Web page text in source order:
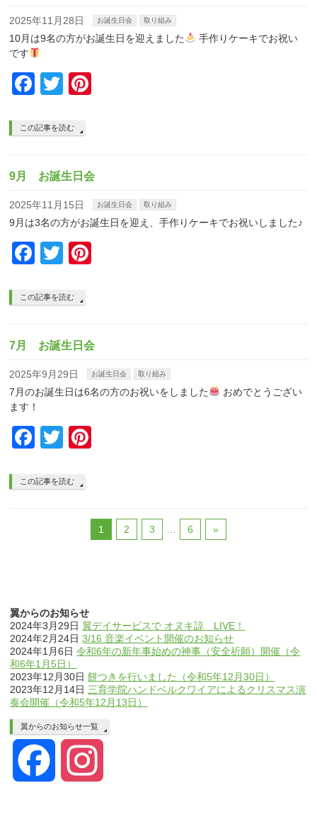
2025年11月28日 お誕生日会 取り組み
10月は9名の方がお誕生日を迎えました
手作りケーキでお祝い
です
Facebook
Twitter
この記事を読む
9月 お誕生日会
2025年11月15日 お誕生日会 取り組み
9月は3名の方がお誕生日を迎え、手作りケーキでお祝いしました♪
Facebook
Twitter
この記事を読む
7月 お誕生日会
2025年9月29日 お誕生日会 取り組み
7月のお誕生日は6名の方のお祝いをしました
おめでとうござい
ます！
Facebook
Twitter
この記事を読む
1 2 3 6 »
翼からのお知らせ
2024年3月29日 翼デイサービスで オヌキ諒 LIVE！
2024年2月24日 3/16 音楽イベント開催のお知らせ
2024年1月6日 令和6年の新年事始めの神事（安全祈願）開催（令
和6年1月5日）
2023年12月30日 餅つきを行いました（令和5年12月30日）
2023年12月14日 三育学院ハンドベルクワイアによるクリスマス演
奏会開催（令和5年12月13日）
翼からのお知らせ一覧
Facebook